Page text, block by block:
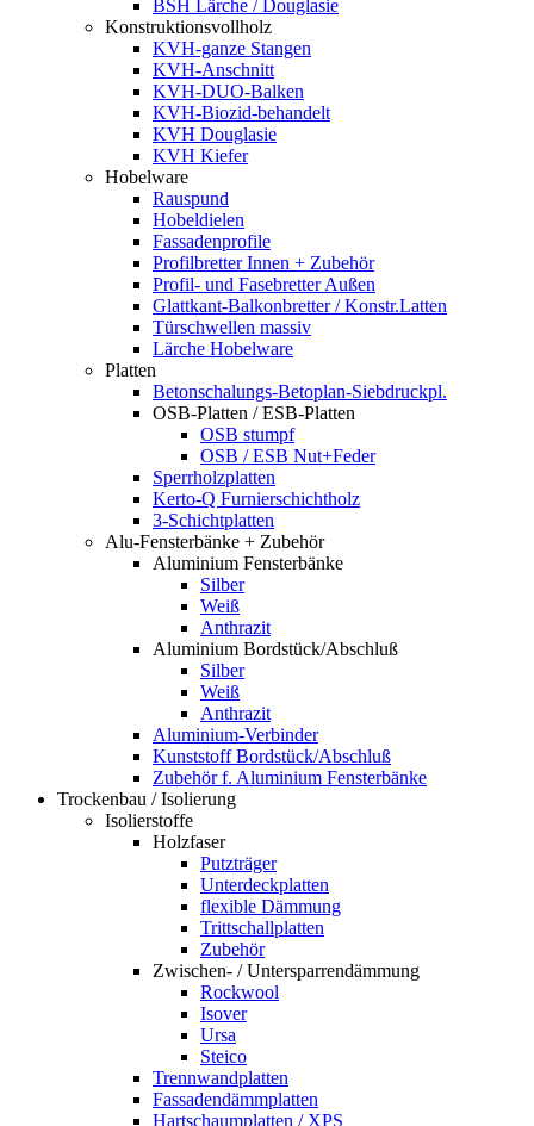
BSH Lärche / Douglasie
Konstruktionsvollholz
KVH-ganze Stangen
KVH-Anschnitt
KVH-DUO-Balken
KVH-Biozid-behandelt
KVH Douglasie
KVH Kiefer
Hobelware
Rauspund
Hobeldielen
Fassadenprofile
Profilbretter Innen + Zubehör
Profil- und Fasebretter Außen
Glattkant-Balkonbretter / Konstr.Latten
Türschwellen massiv
Lärche Hobelware
Platten
Betonschalungs-Betoplan-Siebdruckpl.
OSB-Platten / ESB-Platten
OSB stumpf
OSB / ESB Nut+Feder
Sperrholzplatten
Kerto-Q Furnierschichtholz
3-Schichtplatten
Alu-Fensterbänke + Zubehör
Aluminium Fensterbänke
Silber
Weiß
Anthrazit
Aluminium Bordstück/Abschluß
Silber
Weiß
Anthrazit
Aluminium-Verbinder
Kunststoff Bordstück/Abschluß
Zubehör f. Aluminium Fensterbänke
Trockenbau / Isolierung
Isolierstoffe
Holzfaser
Putzträger
Unterdeckplatten
flexible Dämmung
Trittschallplatten
Zubehör
Zwischen- / Untersparrendämmung
Rockwool
Isover
Ursa
Steico
Trennwandplatten
Fassadendämmplatten
Hartschaumplatten / XPS